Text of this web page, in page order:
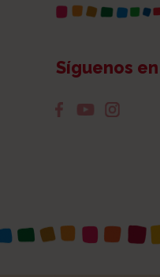
Síguenos